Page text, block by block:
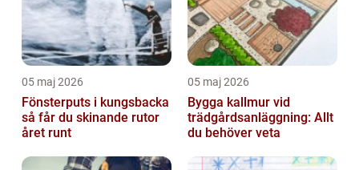
05 maj 2026
Fönsterputs i kungsbacka
så får du skinande rutor
året runt
05 maj 2026
Bygga kallmur vid
trädgårdsanläggning: Allt
du behöver veta